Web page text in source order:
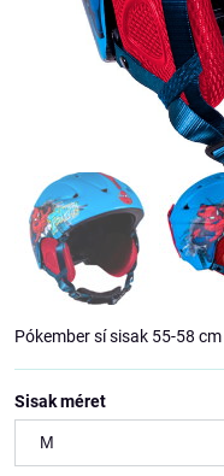
Pókember sí sisak 55-58 cm
Sisak méret